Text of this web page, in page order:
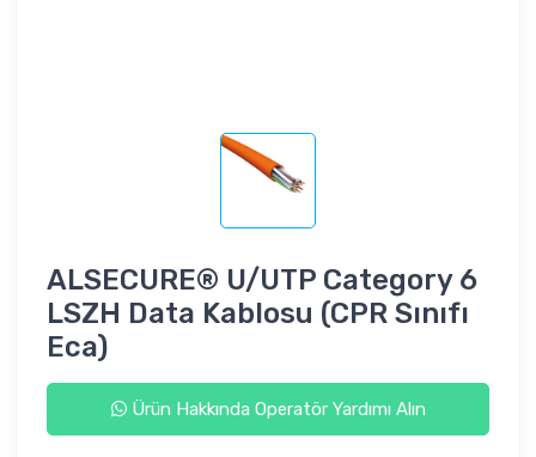
ALSECURE® U/UTP Category 6
LSZH Data Kablosu (CPR Sınıfı
Eca)
Ürün Hakkında Operatör Yardımı Alın